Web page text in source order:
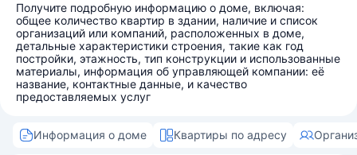
Получите подробную информацию о доме, включая:
общее количество квартир в здании, наличие и список
организаций или компаний, расположенных в доме,
детальные характеристики строения, такие как год
постройки, этажность, тип конструкции и использованные
материалы, информация об управляющей компании: её
название, контактные данные, и качество
предоставляемых услуг
Информация о доме Квартиры по адресу